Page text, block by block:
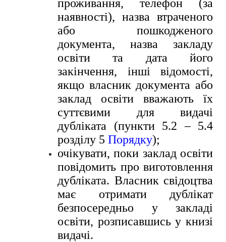
проживання, телефон (за
наявності), назва втраченого
або пошкодженого
документа, назва закладу
освіти та дата його
закінчення, інші відомості,
якщо власник документа або
заклад освіти вважають їх
суттєвими для видачі
дубліката (пункти 5.2 – 5.4
розділу 5 Порядку);
очікувати, поки заклад освіти
повідомить про виготовлення
дубліката. Власник свідоцтва
має отримати дублікат
безпосередньо у закладі
освіти, розписавшись у книзі
видачі.